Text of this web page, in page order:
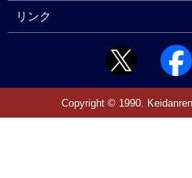
リンク
Copyright © 1990.